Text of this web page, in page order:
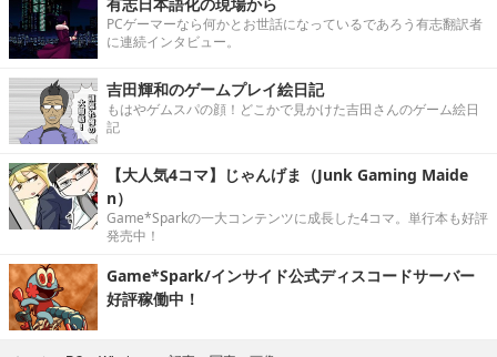
PCゲーマーなら何かとお世話になっているであろう有志翻訳者
に連続インタビュー。
吉田輝和のゲームプレイ絵日記
もはやゲムスパの顔！どこかで見かけた吉田さんのゲーム絵日
記
【大人気4コマ】じゃんげま（Junk Gaming Maide
n）
Game*Sparkの一大コンテンツに成長した4コマ。単行本も好評
発売中！
Game*Spark/インサイド公式ディスコードサーバー
好評稼働中！